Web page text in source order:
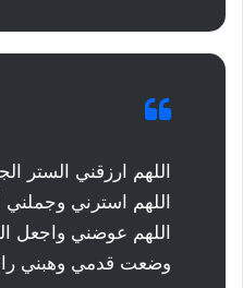
اللهم ارزقني الستر
اللهم استرني وجملني
اللهم عوضني واجعل
وضعت قدمي وهبني